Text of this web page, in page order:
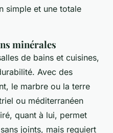
simple et une totale
minérales
de bains et cuisines,
Avec des
le marbre ou la terre
ou méditerranéen
quant à lui, permet
joints, mais requiert